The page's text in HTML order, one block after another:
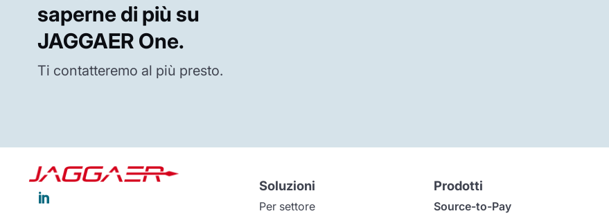
saperne di più su
JAGGAER One.
Ti contatteremo al più presto.

Soluzioni
Per settore
Prodotti
Source-to-Pay